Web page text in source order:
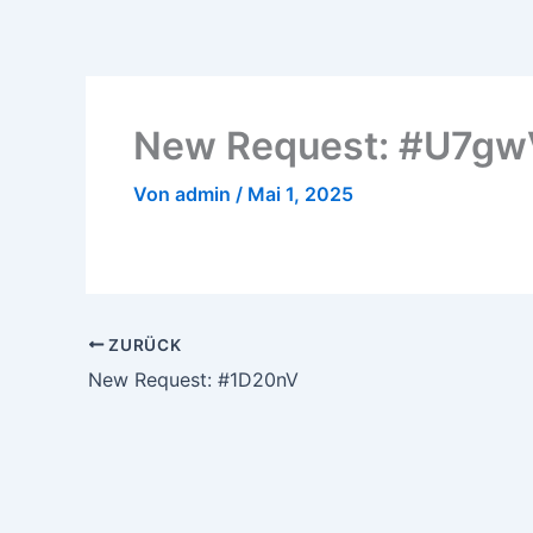
New Request:
Von admin / Mai 1, 2025
ZURÜCK
New Request: #1D20nV